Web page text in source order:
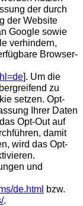
der durch
der Website
Google sowie
verhindern,
Browser-
]. Um die
zu
setzen. Opt-
Ihrer Daten
Opt-Out auf
damit
wird das Opt-
.
und
de.html bzw.
.